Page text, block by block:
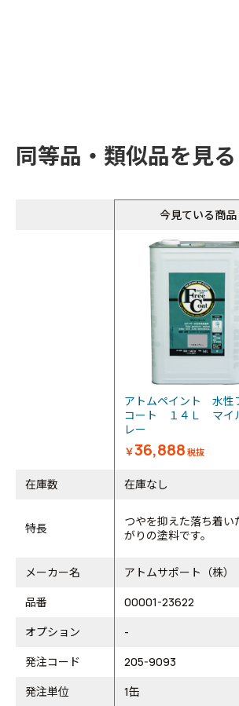
同等品・類似品を見る
今見ている商品
アトムペイント 水性
コート １４Ｌ マイ
レー
￥36,888 税抜
在庫数 在庫なし
特長
つやを抑えた落ち着い
がりの塗料です。
メーカー名
アトムサポート（株）
品番
00001-23622
オプション
-
発注コード
205-9093
発注単位
1缶